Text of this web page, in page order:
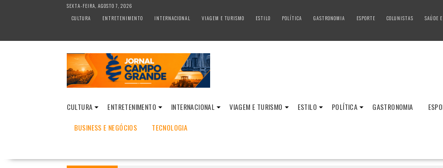
SEXTA-FEIRA, AGOSTO 7, 2026
CULTURA
ENTRETENIMENTO INTERNACIONAL VIAGEM E TURISMO ESTILO POLÍTICA GASTRONOMIA ESPORTE COLUNISTAS SAÚDE
CULTURA ENTRETENIMENTO INTERNACIONAL VIAGEM E TURISMO ESTILO POLÍTICA GASTRONOMIA
BUSINESS E NEGÓCIOS
TECNOLOGIA